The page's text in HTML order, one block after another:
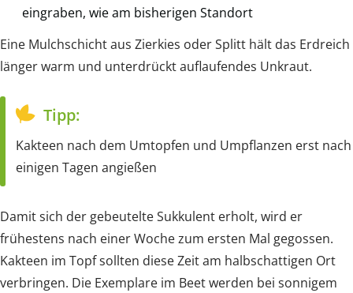
eingraben, wie am bisherigen Standort
Eine Mulchschicht aus Zierkies oder Splitt hält das Erdreich
länger warm und unterdrückt auflaufendes Unkraut.
Tipp:
Kakteen nach dem Umtopfen und Umpflanzen erst nach
einigen Tagen angießen
Damit sich der gebeutelte Sukkulent erholt, wird er
frühestens nach einer Woche zum ersten Mal gegossen.
Kakteen im Topf sollten diese Zeit am halbschattigen Ort
verbringen. Die Exemplare im Beet werden bei sonnigem